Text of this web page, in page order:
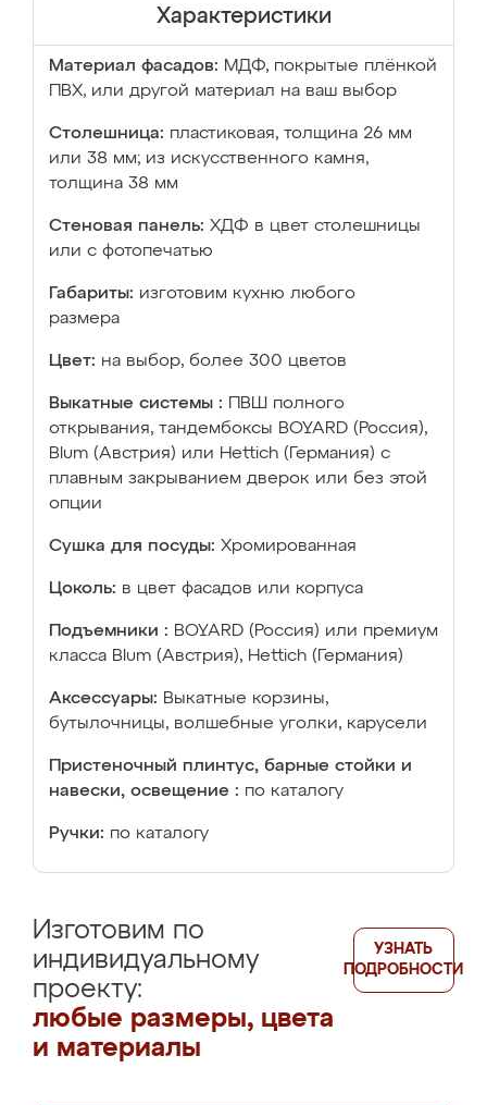
Характеристики
Материал фасадов: МДФ, покрытые плёнкой
ПВХ, или другой материал на ваш выбор
Столешница: пластиковая, толщина 26 мм
или 38 мм; из искусственного камня,
толщина 38 мм
Стеновая панель: ХДФ в цвет столешницы
или с фотопечатью
Габариты: изготовим кухню любого
размера
Цвет: на выбор, более 300 цветов
Выкатные системы :
ПВШ полного
открывания, тандембоксы BOYARD (Россия),
Blum (Австрия) или Hettich (Германия) с
плавным закрыванием дверок или без этой
опции
Сушка для посуды: Хромированная
Цоколь: в цвет фасадов или корпуса
Подъемники : BOYARD (Россия) или премиум
класса Blum (Австрия), Hettich (Германия)
Аксессуары: Выкатные корзины,
бутылочницы, волшебные уголки, карусели
Пристеночный плинтус, барные стойки и
навески, освещение : по каталогу
Ручки: по каталогу
Изготовим по
индивидуальному
проекту:
любые размеры, цвета
и материалы
УЗНАТЬ
ПОДРОБНОСТИ